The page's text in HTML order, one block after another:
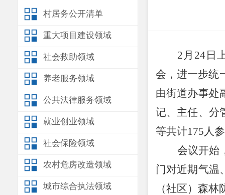
村居务公开清单
重大项目建设领域
社会救助领域
养老服务领域
公共法律服务领域
就业创业领域
社会保险领域
农村危房改造领域
城市综合执法领域
2 月 24 日
会，进一步统
由街道办事处
记、主任、分
等共计175人
会议开始
门对近期气温
（社区）森